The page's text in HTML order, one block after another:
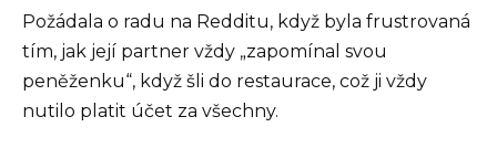
Požádala o radu na Redditu, když byla frustrovaná
tím, jak její partner vždy „zapomínal svou
peněženku“, když šli do restaurace, což ji vždy
nutilo platit účet za všechny.